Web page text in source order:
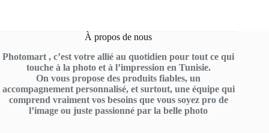
À propos de nous
Photomart , c’est votre allié au quotidien pour tout ce qui
touche à la photo et à l’impression en Tunisie.
On vous propose des produits fiables, un
accompagnement personnalisé, et surtout, une équipe qui
comprend vraiment vos besoins que vous soyez pro de
l’image ou juste passionné par la belle photo